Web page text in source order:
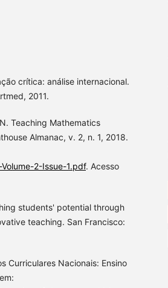
crítica: análise internacional.
2011.
Teaching Mathematics
Almanac, v. 2, n. 1, 2018.
2-Issue-1.pdf. Acesso
students' potential through
teaching. San Francisco:
Curriculares Nacionais: Ensino